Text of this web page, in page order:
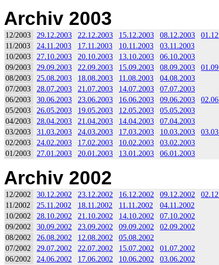
Archiv 2003
12/2003 29.12.2003 22.12.2003 15.12.2003 08.12.2003
11/2003
24.11.2003 17.11.2003 10.11.2003
03.11.2003
10/2003
27.10.2003 20.10.2003 13.10.2003
06.10.2003
09/2003
29.09.2003 22.09.2003 15.09.2003 08.09.2003
08/2003
25.08.2003 18.08.2003 11.08.2003
04.08.2003
07/2003
28.07.2003 21.07.2003 14.07.2003
07.07.2003
06/2003
30.06.2003 23.06.2003 16.06.2003 09.06.2003
05/2003
26.05.2003 19.05.2003 12.05.2003
05.05.2003
04/2003
28.04.2003 21.04.2003 14.04.2003
07.04.2003
03/2003
31.03.2003 24.03.2003 17.03.2003 10.03.2003
02/2003
24.02.2003 17.02.2003 10.02.2003
03.02.2003
01/2003
27.01.2003 20.01.2003 13.01.2003 06.01.2003
Archiv 2002
12/2002 30.12.2002 23.12.2002 16.12.2002 09.12.2002
11/2002
25.11.2002 18.11.2002 11.11.2002
04.11.2002
10/2002
28.10.2002 21.10.2002 14.10.2002
07.10.2002
09/2002
30.09.2002 23.09.2002 09.09.2002
02.09.2002
08/2002
26.08.2002 12.08.2002
05.08.2002
07/2002
29.07.2002 22.07.2002 15.07.2002
01.07.2002
06/2002
24.06.2002 17.06.2002 10.06.2002
03.06.2002